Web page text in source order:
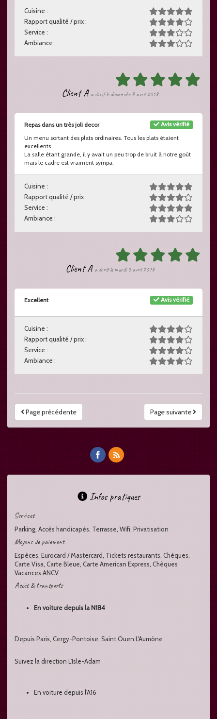
Cuisine :
Rapport qualité / prix :
Service :
Ambiance :
Client A a écrit le dimanche 8 avril 2018
Avis vérifié
Repas dans un très joli decor
Un menu sortant des plats ordinaires. Tous les plats étaient
excellents.
La salle étant grande, il y avait un peu trop de bruit à notre goût
mais le cadre est vraiment sympa.
Cuisine :
Rapport qualité / prix :
Service :
Ambiance :
Client A a écrit le mardi 3 avril 2018
Avis vérifié
Excellent
Cuisine :
Rapport qualité / prix :
Service :
Ambiance :
Page suivante
Page précédente
Infos pratiques
Services
Parking, Accès handicapés, Terrasse, Wifi, Privatisation
Moyens de paiement
Espèces, Eurocard / Mastercard, Tickets restaurants, Chèques,
Carte Visa, Carte Bleue, Carte American Express, Chèques
Vacances ANCV
Accès & transports
En voiture depuis la N184
Depuis Paris, Cergy-Pontoise, Saint Ouen L'Aumône
Suivez la direction L'Isle-Adam
En voiture depuis l'A16